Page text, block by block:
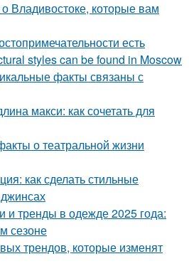
Владивостоке, которые вам
есть
styles can be found in Moscow
факты связаны с
макси: как сочетать для
о театральной жизни
как сделать стильные
и тренды в одежде 2025 года:
сезоне
трендов, которые изменят